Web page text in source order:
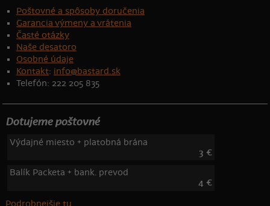
Poštovné a spôsoby doručenia
Garancia výmeny a vrátenia
Časté otázky
Naše desatoro
Osobné údaje
Kontakt: info@bastard.sk
Telefón: 222 205 835
Dotujeme poštovné
Výdajné miesto + platobná brána
3 €
Balík Packeta + bank. prevod
4 €